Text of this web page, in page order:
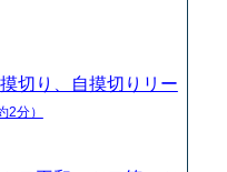
切り、自摸切りリー
2分）